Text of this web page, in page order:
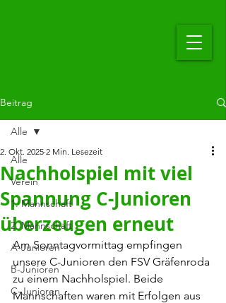
Beitrag
Alle
Verein
1. Mannschaft
2. Mannschaft
A-Junioren
B-Junioren
C-Junioren
Alle
Nachholspiel mit viel
Spannung C-Junioren
überzeugen erneut
2. Okt. 2025 2 Min. Lesezeit
Am Sonntagvormittag empfingen
unsere C-Junioren den FSV Gräfenroda
zu einem Nachholspiel. Beide
Mannschaften waren mit Erfolgen aus